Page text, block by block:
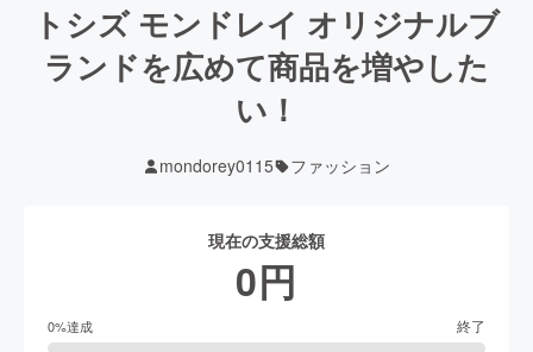
トシズ モンドレイ オリジナルブ
ランドを広めて商品を増やした
い！
mondorey0115 ファッション
現在の支援総額
0円
0%達成 終了